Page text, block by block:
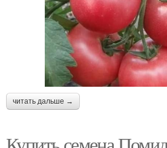
читать дальше →